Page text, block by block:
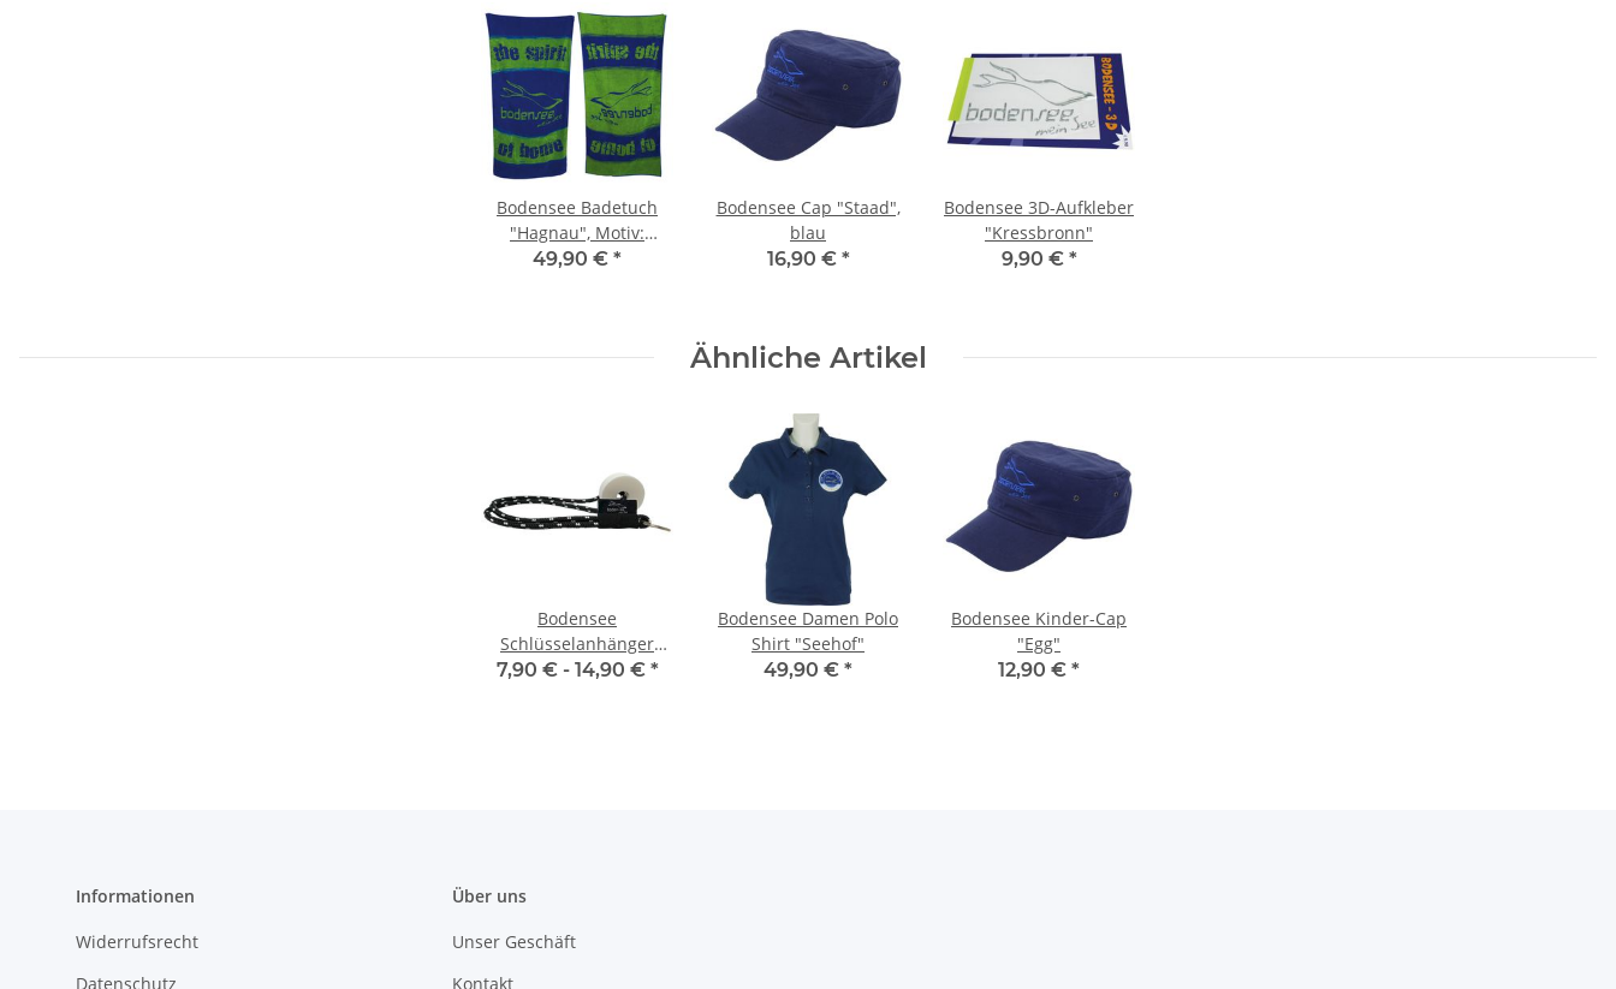
Bodensee Badetuch
"Hagnau", Motiv:
Kompass
49,90 € *
Bodensee Cap "Staad",
blau
16,90 € *
Bodensee 3D-Aufkleber
"Kressbronn"
9,90 € *
Ähnliche Artikel
Bodensee
Schlüsselanhänger
"Wangen" (optional
7,90 € - 14,90 € *
Bodensee Damen Polo
Shirt "Seehof"
49,90 € *
Bodensee Kinder-Cap
"Egg"
12,90 € *
Informationen
Widerrufsrecht
Datenschutz
Über uns
Unser Geschäft
Kontakt